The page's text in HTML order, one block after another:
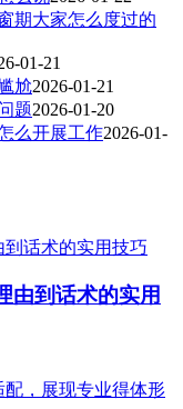
期大家怎么度过的
01-21
尬2026-01-21
题2026-01-20
么开展工作2026-01-
由到话术的实用